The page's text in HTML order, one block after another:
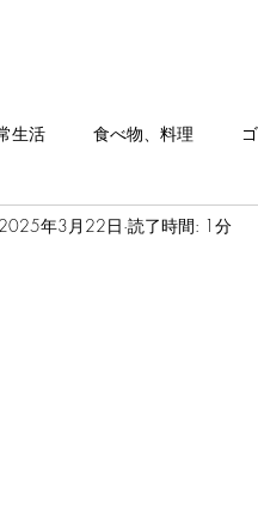
生活 食べ物、料理
年3月22日 読了時間: 1分